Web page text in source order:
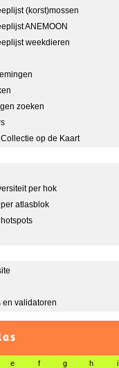
(korst)mossen
ANEMOON
weekdieren
zoeken
op de Kaart
per hok
atlasblok
en validatoren
e f g h i